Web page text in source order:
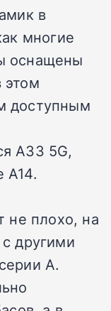
в
многие
оснащены
этом
доступным
A33 5G,
A14.
не плохо, на
другими
A.